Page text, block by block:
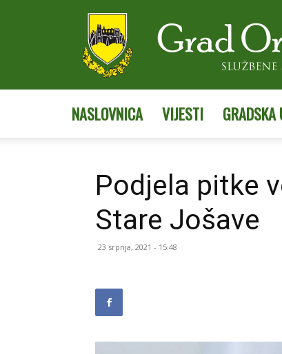
NASLOVNICA VIJESTI GRADSKA
Podjela pitke
Stare Jošave
23 srpnja, 2021 - 15:48